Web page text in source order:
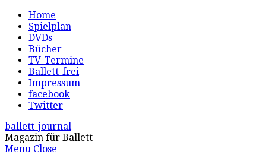
Home
Spielplan
DVDs
Bücher
TV-Termine
Ballett-frei
Impressum
facebook
Twitter
ballett-journal
Magazin für Ballett
Menu Close